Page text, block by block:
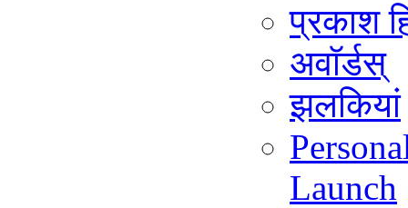
प्रकाश
अवॉर्डस्
झलकियां
Launch